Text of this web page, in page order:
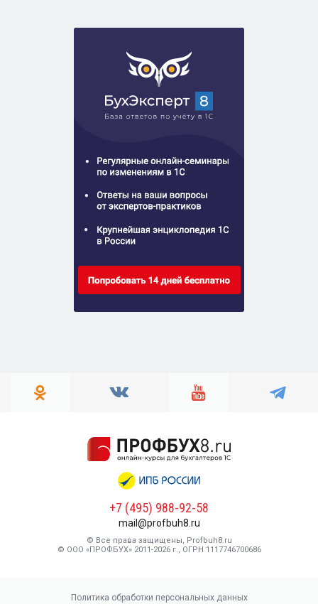
+7 (495) 988-92-58
mail@profbuh8.ru
© Все права защищены, Profbuh8.ru
© ООО «ПРОФБУХ» 2011-2026 г., ОГРН 1117746700686
Политика обработки персональных данных